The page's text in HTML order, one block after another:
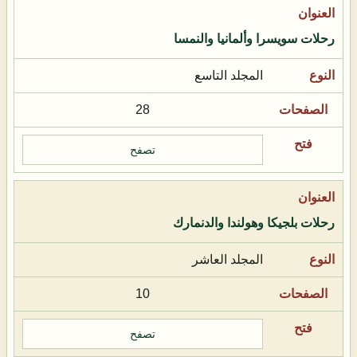
رحلات سويسرا وألمانيا والنمسا
المجلد التاسع
28
تصفح
رحلات بلجيكا وهولندا والدنمارك
المجلد العاشر
10
تصفح